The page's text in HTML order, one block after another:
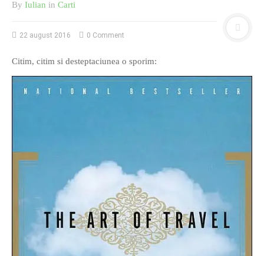
O poveste in care sexul se
confunda cu dragostea,
cinismul cu idealismul si
poezia cu umorul.
By Iulian in Carti
22 august 2016 0 Comment
Citim, citim si desteptaciunea o sporim: